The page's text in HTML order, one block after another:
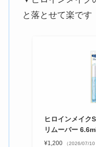
と落とせて楽です
ヒロインメイク
リムーバー
¥1,200 （2026/07/